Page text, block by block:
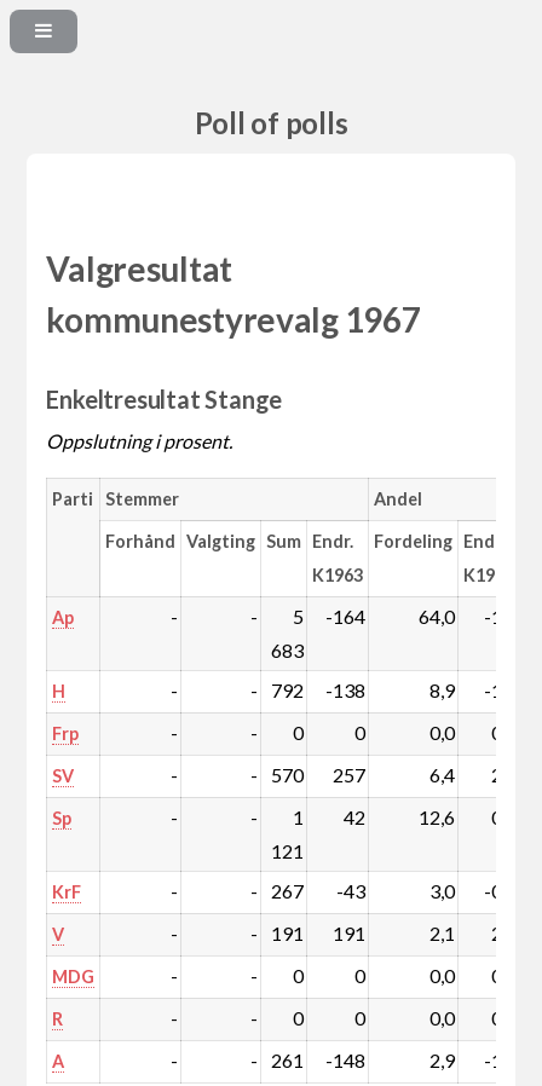
Poll of polls
Valgresultat
kommunestyrevalg 1967
Enkeltresultat Stange
Oppslutning i prosent.
Parti Stemmer Andel
Forhånd Valgting Sum Endr.
K1963
Fordeling Endr.
K1963
Ap - -
5
683
-164 64,0 -1,8
H - - 792 -138 8,9 -1,5
Frp - - 0 0 0,0 0,0
SV - - 570 257 6,4 2,9
Sp - -
1
121
42 12,6 0,5
KrF - - 267 -43 3,0 -0,5
V - - 191 191 2,1 2,1
MDG - - 0 0 0,0 0,0
R - - 0 0 0,0 0,0
A - - 261 -148 2,9 -1,7